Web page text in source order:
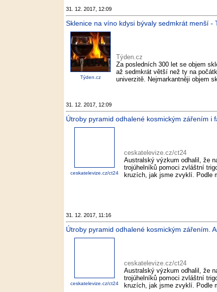
31. 12. 2017, 12:09
Sklenice na víno kdysi bývaly sedmkrát menší -
Týden.cz
Týden.cz
Za posledních 300 let se objem
až sedmkrát větší než ty na
univerzitě. Nejmarkantněji objem
31. 12. 2017, 12:09
Útroby pyramid odhalené kosmickým zářením i
ceskatelevize.cz/ct24
ceskatelevize.cz/ct24
Australský výzkum odhalil, že
trojúhelníků pomoci zvláštní
kruzích, jak jsme zvyklí. Podle
31. 12. 2017, 11:16
Útroby pyramid odhalené kosmickým zářením.
ceskatelevize.cz/ct24
ceskatelevize.cz/ct24
Australský výzkum odhalil, že
trojúhelníků pomoci zvláštní
kruzích, jak jsme zvyklí. Podle